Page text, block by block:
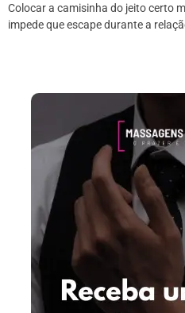
Colocar a camisinha do jeito certo
impede que escape durante a